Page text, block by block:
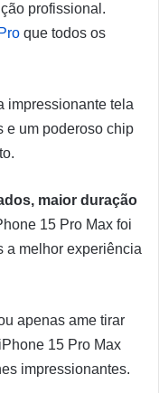
profissional.
que todos os
impressionante tela
e um poderoso chip
maior duração
15 Pro Max foi
a melhor experiência
apenas ame tirar
15 Pro Max
impressionantes.